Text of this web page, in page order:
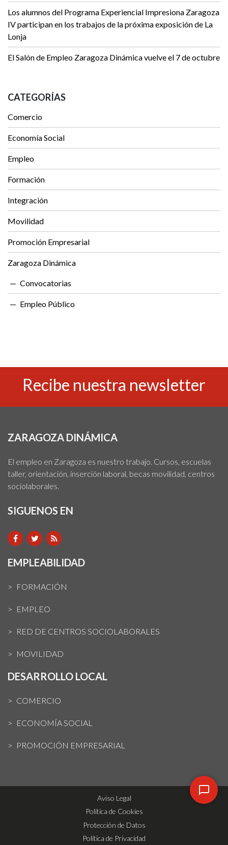
Los alumnos del Programa Experiencial Impresiona Zaragoza
IV participan en los trabajos de la próxima exposición de La
Lonja
El Salón de Empleo Zaragoza Dinámica vuelve el 7 de octubre
CATEGORÍAS
Comercio
Economía Social
Empleo
Formación
Integración
Movilidad
Promoción Empresarial
Zaragoza Dinámica
Convocatorias
Empleo Público
Recibe nuestra newsletter
ZARAGOZA DINÁMICA
El empleo en Zaragoza es nuestro trabajo. Cursos, escuelas
taller, orientación, inserción laboral, becas movilidad, centros
sociolaborales.
SIGUENOS EN
EMPLEABILIDAD
FORMACIÓN
EMPLEO
RED DE CENTROS SOCIOLABORALES
MOVILIDAD
DESARROLLO LOCAL
COMERCIO
ECONOMÍA SOCIAL
PROMOCIÓN EMPRESARIAL
Aviso Legal
Política de Cookies
Protección de Datos
Política de Privacidad